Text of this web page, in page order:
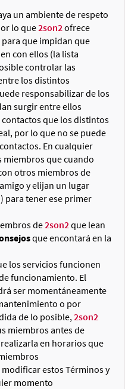
un ambiente de respeto
lo que2son2 ofrece
que impidan que
con ellos (la lista
controlar las
los distintos
responsabilizar de los
surgir entre ellos
que los distintos
por lo que no se puede
En cualquier
miembros que cuando
otros miembros de
y elijan un lugar
para tener ese primer
de2son2 que lean
que encontará en la
los servicios funcionen
funcionamiento. El
ser momentáneamente
o por
de lo posible, 2son2
miembros antes de
en horarios que
estos Términos y
momento